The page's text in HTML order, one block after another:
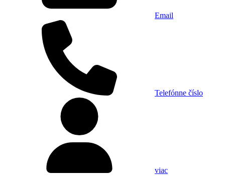
Email
Telefónne číslo
viac